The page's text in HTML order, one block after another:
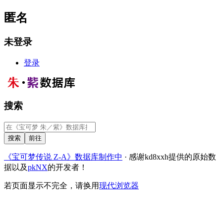
匿名
未登录
登录
搜索
《宝可梦传说 Z-A》数据库制作中 · 感谢kd8xxh提供的原始数
据以及pkNX的开发者！
若页面显示不完全，请换用现代浏览器